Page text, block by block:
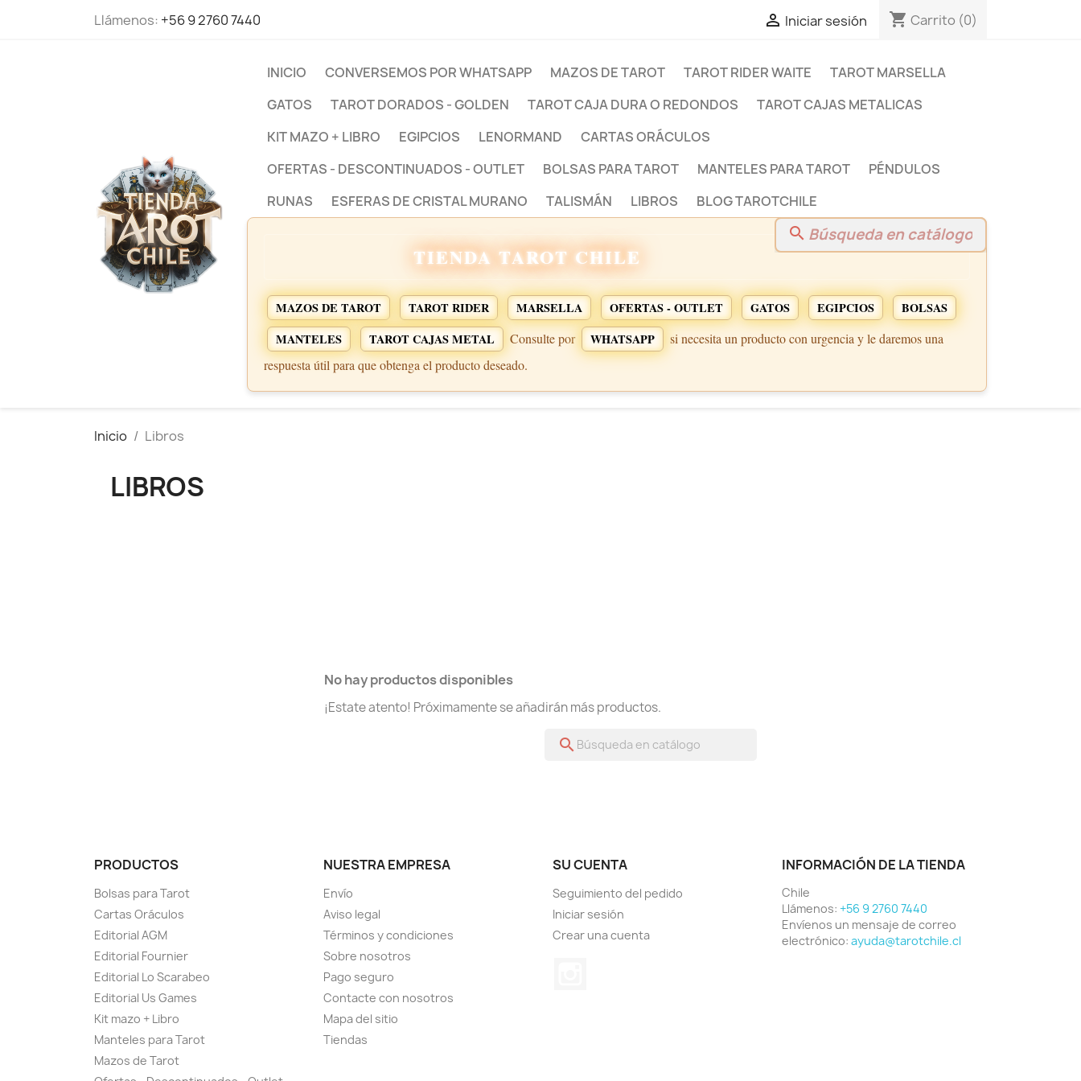
Llámenos: +56 9 2760 7440  Iniciar sesión shopping_cart Carrito (0)
INICIO CONVERSEMOS POR WHATSAPP MAZOS DE TAROT TAROT RIDER WAITE
TAROT MARSELLA
GATOS
TAROT DORADOS - GOLDEN TAROT CAJA DURA O REDONDOS
TAROT CAJAS METALICAS
KIT MAZO + LIBRO
EGIPCIOS LENORMAND
CARTAS ORÁCULOS
OFERTAS - DESCONTINUADOS - OUTLET
BOLSAS PARA TAROT MANTELES PARA TAROT
PÉNDULOS
RUNAS
ESFERAS DE CRISTAL MURANO TALISMÁN LIBROS BLOG TAROTCHILE
search
TIENDA TAROT CHILE
MAZOS DE TAROT TAROT RIDER MARSELLA OFERTAS - OUTLET GATOS EGIPCIOS
BOLSAS
MANTELES
TAROT CAJAS METAL Consulte por WHATSAPP
si necesita un producto con urgencia y le daremos una
respuesta útil para que obtenga el producto deseado.
Inicio Libros
LIBROS
No hay productos disponibles
¡Estate atento! Próximamente se añadirán más productos.
search
PRODUCTOS
Bolsas para Tarot
Cartas Oráculos
Editorial AGM
Editorial Fournier
Editorial Lo Scarabeo
Editorial Us Games
Kit mazo + Libro
Manteles para Tarot
Mazos de Tarot
NUESTRA EMPRESA
Envío
Aviso legal
Términos y condiciones
Sobre nosotros
Pago seguro
Contacte con nosotros
Mapa del sitio
Tiendas
SU CUENTA
Seguimiento del pedido
Iniciar sesión
Crear una cuenta
INFORMACIÓN DE LA TIENDA
Chile
Llámenos: +56 9 2760 7440
Envíenos un mensaje de correo
electrónico: ayuda@tarotchile.cl